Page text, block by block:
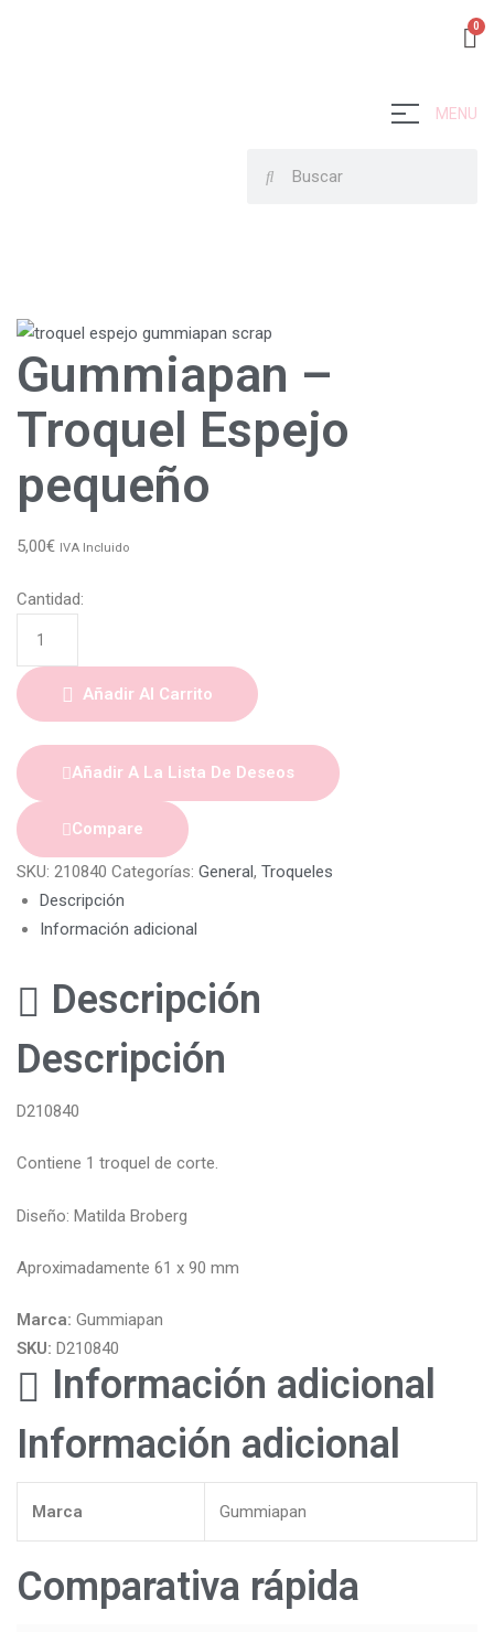
MENU
Gummiapan –
Troquel Espejo
pequeño
5,00€ IVA Incluido
Cantidad:
Añadir Al Carrito
Añadir A La Lista De Deseos
Compare
SKU: 210840 Categorías: General, Troqueles
Descripción
Información adicional
Descripción
Descripción
D210840
Contiene 1 troquel de corte.
Diseño: Matilda Broberg
Aproximadamente 61 x 90 mm
Marca: Gummiapan
SKU: D210840
Información adicional
Información adicional
Marca Gummiapan
Comparativa rápida